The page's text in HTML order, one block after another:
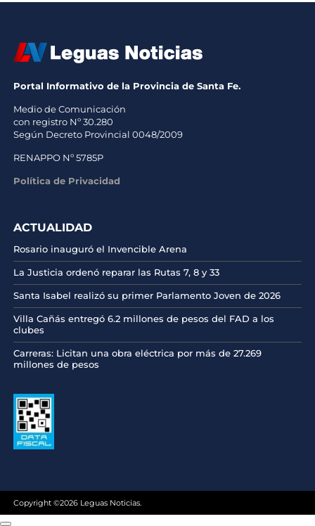
Portal Informativo de la Provincia de Santa Fe.
Medio de Comunicación
con registro Nº 30.280
Según Decreto Provincial 0048/2009
RENAPPO Nº 5785P
Política de Privacidad
ACTUALIDAD
Rosario inauguró el Invencible Arena
La Justicia ordenó reparar las Rutas 7, 8 y 33
Santa Isabel realizó su primer Parlamento Joven de 2026
Villa Cañás entregó 6.2 millones de pesos del FAD a los
clubes
Carreras: Licitan una obra eléctrica por más de 27.269
millones de pesos
Copyright ©2026 Leguas Noticias.